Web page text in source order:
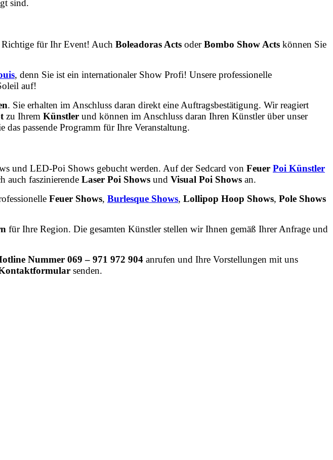
sind.
für Ihr Event! Auch Boleadoras Acts oderBombo Show Acts können Sie
, denn Sie ist ein internationaler Show Profi! Unsere professionelle
auf!
. Sie erhalten im Anschluss daran direkt eine Auftragsbestätigung. Wir reagiert
zu Ihrem Künstler und können im Anschluss daran Ihren Künstler über unser
passende Programm für Ihre Veranstaltung.
und LED-Poi Shows gebucht werden. Auf der Sedcard von Feuer Poi Künstler
auch faszinierende Laser Poi Shows und Visual Poi Shows an.
Feuer Shows, Burlesque Shows, Lollipop Hoop Shows, Pole Shows
für Ihre Region. Die gesamten Künstler stellen wir Ihnen gemäß Ihrer Anfrage und
Nummer 069 – 971 972 904 anrufen und Ihre Vorstellungen mit uns
senden.